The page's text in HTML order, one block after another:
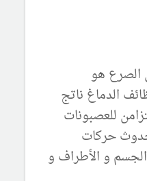
الصرع هو
الدماغ ناتج
للعصبونات
حركات
و الأطراف و